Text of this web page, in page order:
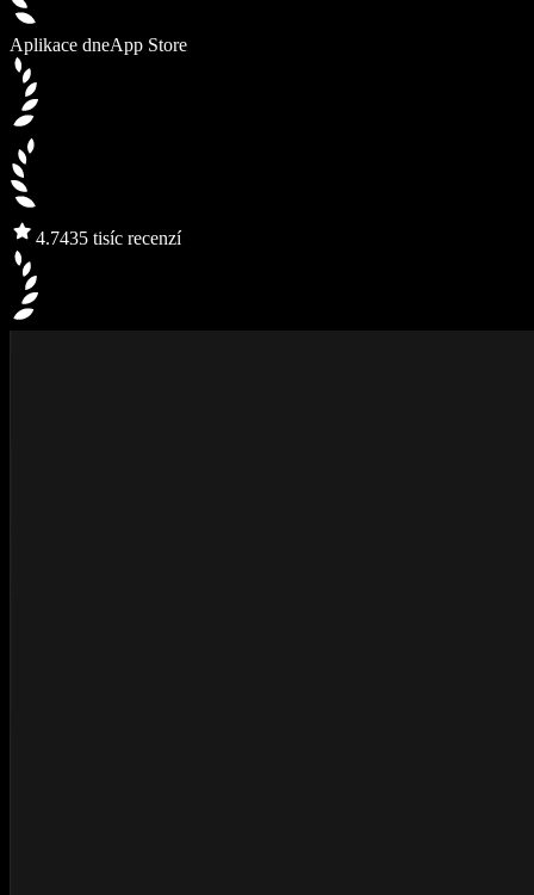
Aplikace dneApp Store
4.7435 tisíc recenzí